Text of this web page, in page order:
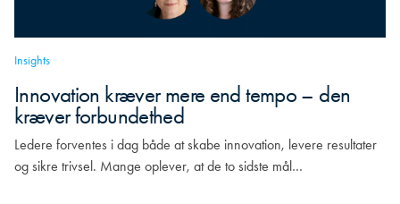
Insights
Innovation kræver mere end tempo – den
kræver forbundethed
Ledere forventes i dag både at skabe innovation, levere resultater
og sikre trivsel. Mange oplever, at de to sidste mål…